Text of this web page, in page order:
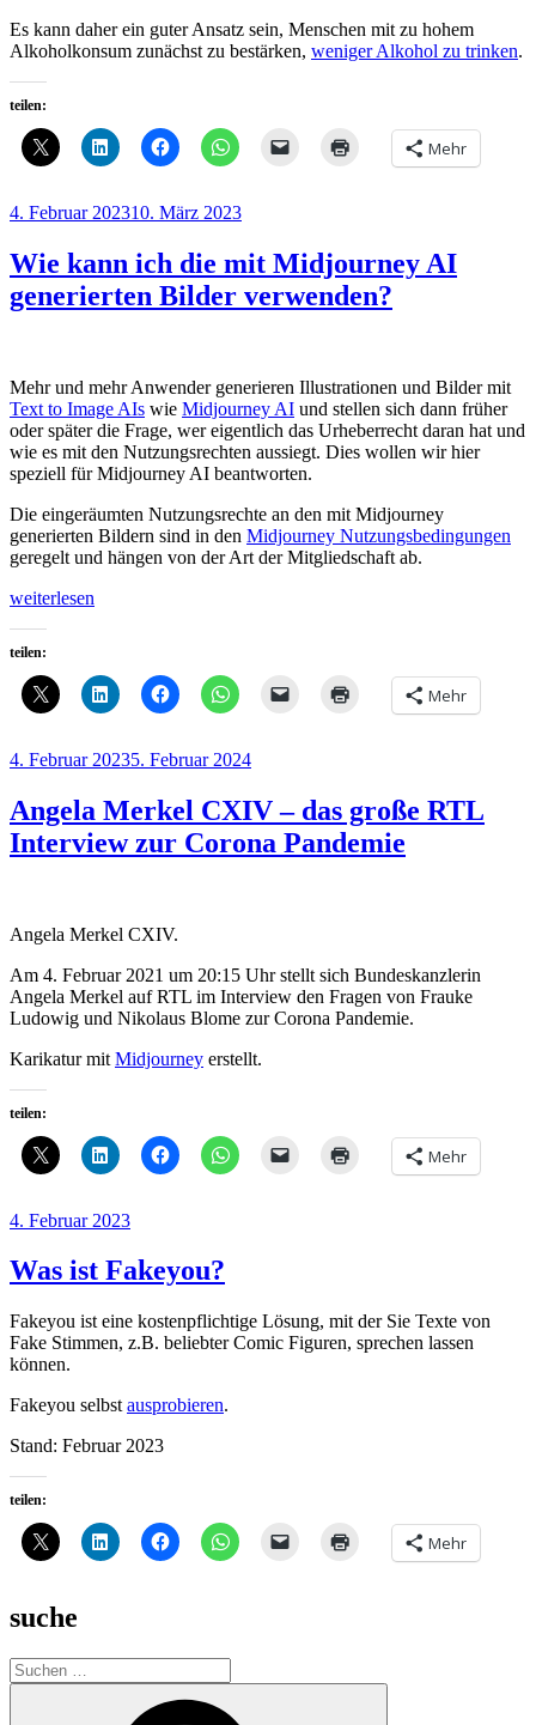
Es kann daher ein guter Ansatz sein, Menschen mit zu hohem
Alkoholkonsum zunächst zu bestärken, weniger Alkohol zu trinken.
teilen:
Mehr
Veröffentlicht
4. Februar 202310. März 2023
Wie kann ich die mit Midjourney AI
generierten Bilder verwenden?
Mehr und mehr Anwender generieren Illustrationen und Bilder mit
Text to Image AIs wie Midjourney AI und stellen sich dann früher
oder später die Frage, wer eigentlich das Urheberrecht daran hat und
wie es mit den Nutzungsrechten aussiegt. Dies wollen wir hier
speziell für Midjourney AI beantworten.
Die eingeräumten Nutzungsrechte an den mit Midjourney
generierten Bildern sind in den Midjourney Nutzungsbedingungen
geregelt und hängen von der Art der Mitgliedschaft ab.
„Wie
die
mit
Midjourney
Bilder
weiterlesen
teilen:
Mehr
Veröffentlicht
4. Februar 20235. Februar 2024
Angela Merkel CXIV – das große RTL
Interview zur Corona Pandemie
Angela Merkel CXIV.
Am 4. Februar 2021 um 20:15 Uhr stellt sich Bundeskanzlerin
Angela Merkel auf RTL im Interview den Fragen von Frauke
Ludowig und Nikolaus Blome zur Corona Pandemie.
Karikatur mit Midjourney erstellt.
teilen:
Mehr
Veröffentlicht
4. Februar 2023
Was ist Fakeyou?
Fakeyou ist eine kostenpflichtige Lösung, mit der Sie Texte von
Fake Stimmen, z.B. beliebter Comic Figuren, sprechen lassen
können.
Fakeyou selbst ausprobieren.
Stand: Februar 2023
teilen:
Mehr
suche
Suche
nach: